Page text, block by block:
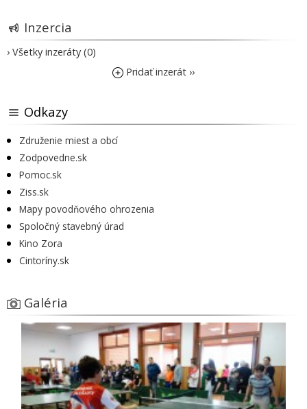
Inzercia
› Všetky inzeráty (0)
Pridať inzerát ››
Odkazy
Združenie miest a obcí
Zodpovedne.sk
Pomoc.sk
Ziss.sk
Mapy povodňového ohrozenia
Spoločný stavebný úrad
Kino Zora
Cintoríny.sk
Galéria